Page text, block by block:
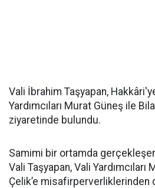
Vali İbrahim Taşyapan,
Yardımcıları Murat Güneş ile
ziyaretinde bulundu.
Samimi bir ortamda
Vali Taşyapan, Vali Yardımcıları
Çelik’e misafirperverliklerinden